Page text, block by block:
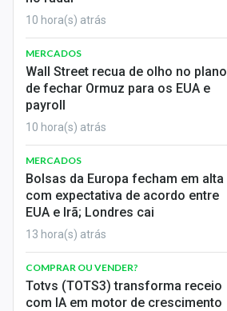
10 hora(s) atrás
MERCADOS
Wall Street recua de olho no plano
de fechar Ormuz para os EUA e
payroll
10 hora(s) atrás
MERCADOS
Bolsas da Europa fecham em alta
com expectativa de acordo entre
EUA e Irã; Londres cai
13 hora(s) atrás
COMPRAR OU VENDER?
Totvs (TOTS3) transforma receio
com IA em motor de crescimento